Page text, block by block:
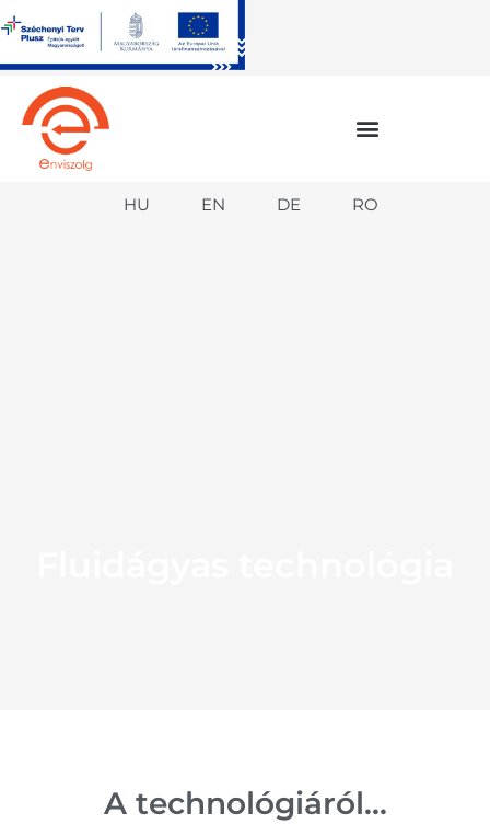
to
HU EN DE RO
A technológiáról...